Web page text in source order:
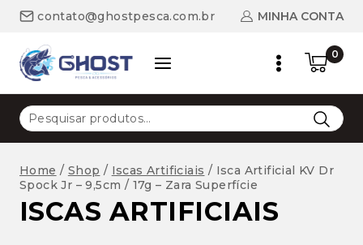
contato@ghostpesca.com.br MINHA CONTA
0
Pesquisar
por:
Home / Shop / Iscas Artificiais / Isca Artificial KV Dr
Spock Jr – 9,5cm / 17g – Zara Superfície
ISCAS ARTIFICIAIS